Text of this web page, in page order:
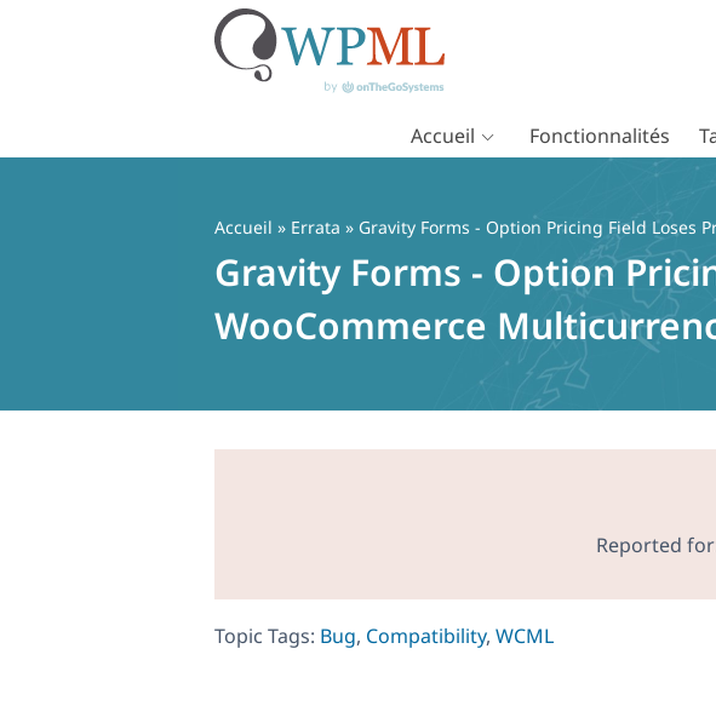
Accueil Fonctionnalités
Accueil » Errata » Gravity Forms - Option Pricing Field Loses
Gravity Forms - Option
WooCommerce
Reported
Topic Tags: Bug, Compatibility, WCML